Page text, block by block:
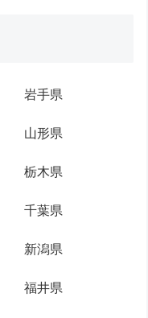
岩手県
山形県
栃木県
千葉県
新潟県
福井県